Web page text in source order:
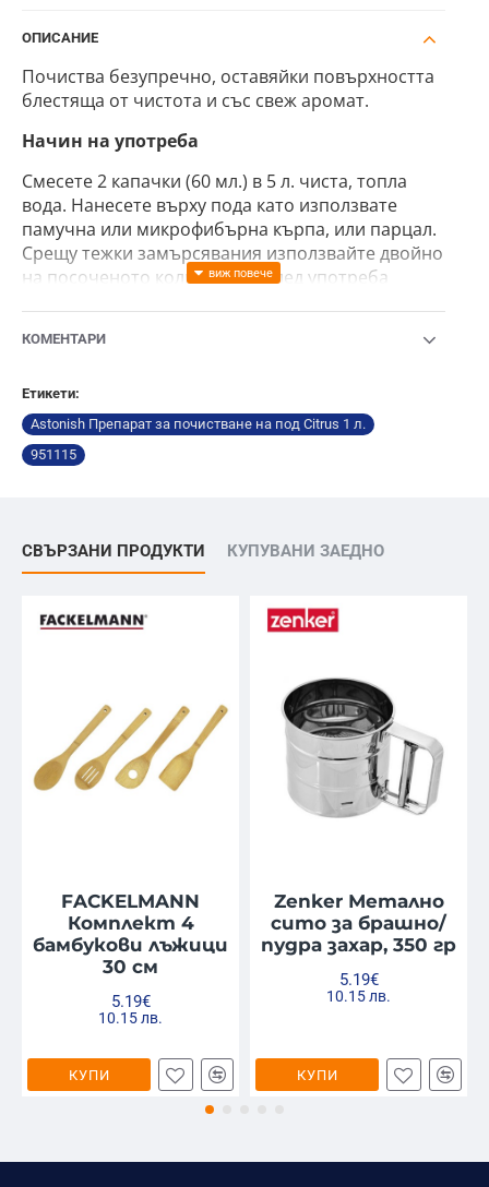
ОПИСАНИЕ
Почиства безупречно, оставяйки повърхността
блестяща от чистота и със свеж аромат.
Начин на употреба
Смесете 2 капачки (60 мл.) в 5 л. чиста, топла
вода. Нанесете върху пода като използвате
памучна или микрофибърна кърпа, или парцал.
Срещу тежки замърсявания използвайте двойно
на посоченото количество. След употреба
КОМЕНТАРИ
Етикети:
Astonish Препарат за почистване на под Citrus 1 л.
951115
СВЪРЗАНИ ПРОДУКТИ КУПУВАНИ ЗАЕДНО
FACKELMANN
Комплект 4
бамбукови лъжици
30 см
5.19€
10.15 лв.
КУПИ
Zenker Метално
сито за брашно/
пудра захар, 350 гр
5.19€
10.15 лв.
КУПИ